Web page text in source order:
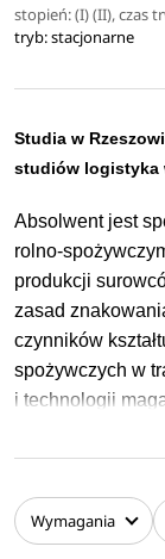
kompetencji z
i wprowadzenia
i komputerowe
projektowania
Studenci
informacji
mobilnych
satelitarnymi
stopień: (I) (II), czas
tryb: stacjonarne
Studia w
studiów logistyka
Absolwent jest
rolno-
produkcji
zasad
czynników
spożywczych w
i technologii
narzędzia i
przechowywania
Wymagania